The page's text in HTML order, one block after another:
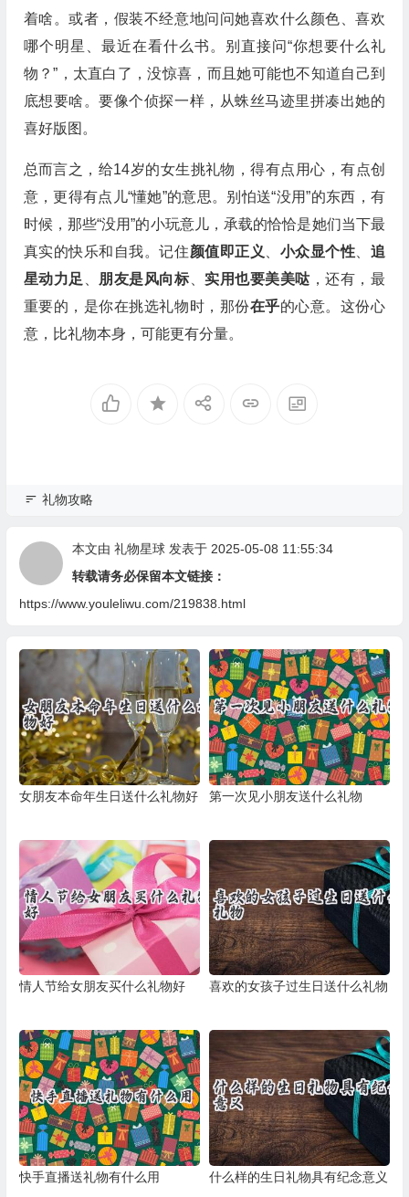
着啥。或者，假装不经意地问问她喜欢什么颜色、喜欢
哪个明星、最近在看什么书。别直接问“你想要什么礼
物？”，太直白了，没惊喜，而且她可能也不知道自己到
底想要啥。要像个侦探一样，从蛛丝马迹里拼凑出她的
喜好版图。
总而言之，给14岁的女生挑礼物，得有点用心，有点创
意，更得有点儿“懂她”的意思。别怕送“没用”的东西，有
时候，那些“没用”的小玩意儿，承载的恰恰是她们当下最
真实的快乐和自我。记住颜值即正义 小众显个性
追
星动力足
朋友是风向标、实用也要美美哒 ，还有，最
重要的，是你在挑选礼物时，那份在乎的心意。这份心
意，比礼物本身，可能更有分量。
礼物攻略
本文由 礼物星球发表于 2025-05-08 11:55:34
转载请务必保留本文链接：
https://www.youleliwu.com/219838.html
女朋友本命年生日送什么礼物好 第一次见小朋友送什么礼物
情人节给女朋友买什么礼物好 喜欢的女孩子过生日送什么礼物
快手直播送礼物有什么用 什么样的生日礼物具有纪念意义